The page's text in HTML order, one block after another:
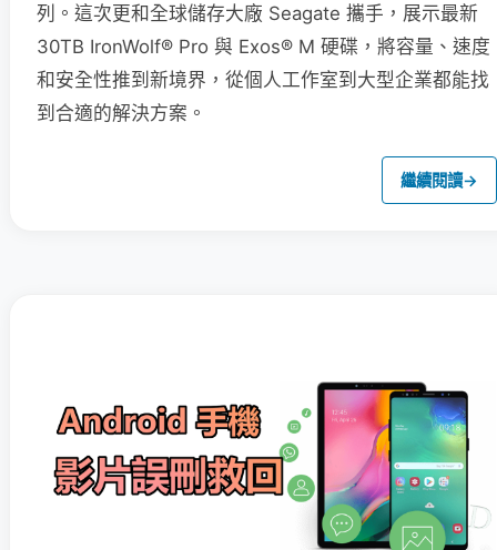
列。這次更和全球儲存大廠 Seagate 攜手，展示最新
30TB IronWolf® Pro 與 Exos® M 硬碟，將容量、速度
和安全性推到新境界，從個人工作室到大型企業都能找
到合適的解決方案。
繼續閱讀→